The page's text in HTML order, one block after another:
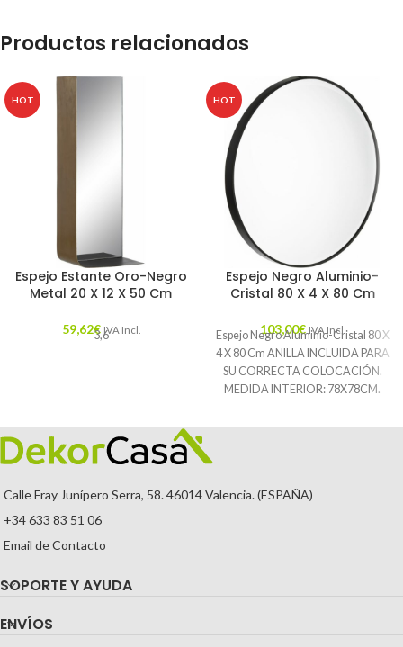
Productos relacionados
HOT
Espejo Estante Oro-Negro
Metal 20 X 12 X 50 Cm
59,62€ IVA Incl.
3,6
HOT
Espejo Negro Aluminio-
Cristal 80 X 4 X 80 Cm
103,00€ IVA Incl.
Espejo Negro Aluminio-Cristal 80 X
4 X 80 Cm ANILLA INCLUIDA PARA
SU CORRECTA COLOCACIÓN.
MEDIDA INTERIOR: 78X78CM.
Calle Fray Junípero Serra, 58. 46014 Valencia. (ESPAÑA)
+34 633 83 51 06
Email de Contacto
SOPORTE Y AYUDA
ENVÍOS